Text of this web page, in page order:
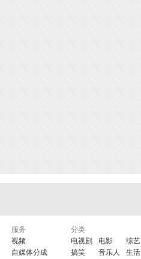
服务
视频
自媒体分成
分类
电视剧
电影 综艺
搞笑
音乐人 生活